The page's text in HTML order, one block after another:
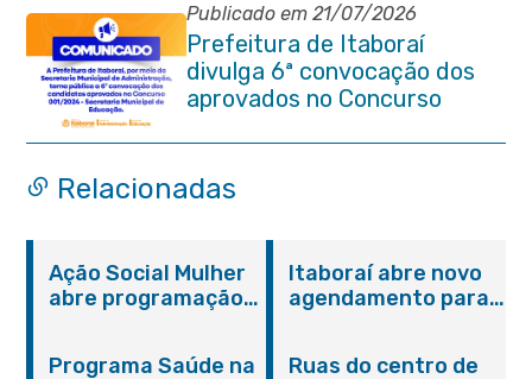
Publicado em 21/07/2026
Prefeitura de Itaboraí
divulga 6ª convocação dos
aprovados no Concurso
Educação
Relacionadas
Ação Social Mulher
abre programação
serviços gratuitos e
Itaboraí abre novo
agendamento para
Programa Saúde na
Ruas do centro de